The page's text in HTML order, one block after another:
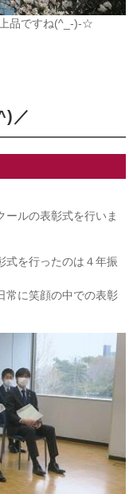
品ですね(^_-)-☆
／
ールの表彰式を行いま
式を行ったのは４年振
常に笑顔の中での表彰